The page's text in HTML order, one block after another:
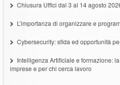
Chiusura Uffici dal 3 al 14 agosto
L’importanza di organizzare e
Cybersecurity: sfida ed opportunità
Intelligenza Artificiale e formazione:
imprese e per chi cerca lavoro